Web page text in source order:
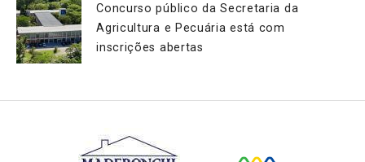
Concurso público da Secretaria da
Agricultura e Pecuária está com
inscrições abertas